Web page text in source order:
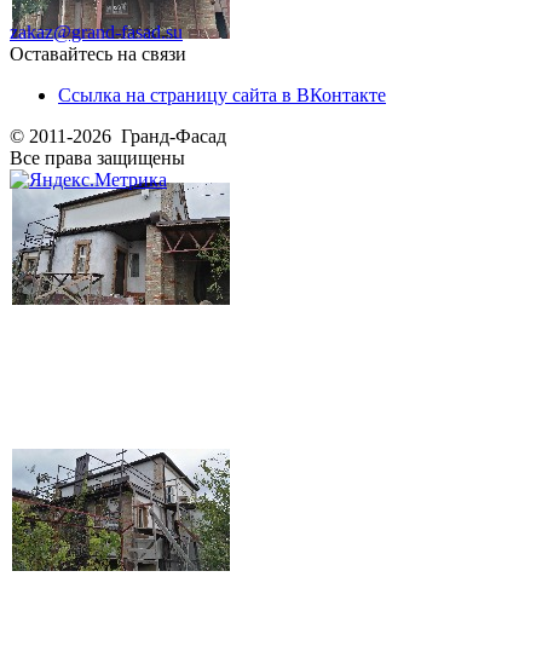
zakaz@grand-fasad.su
Оставайтесь на связи
Ссылка на страницу сайта в ВКонтакте
© 2011-2026 Гранд-Фасад
Все права защищены